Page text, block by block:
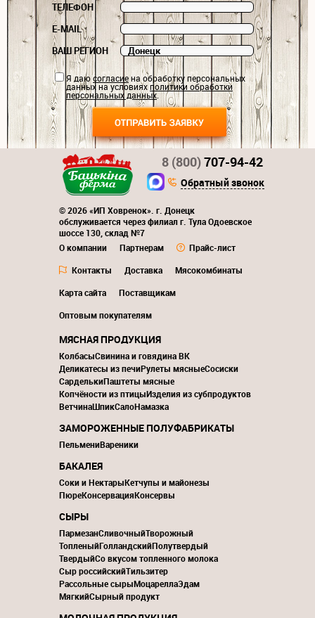
ТЕЛЕФОН
E-MAIL
ВАШ РЕГИОН
Я даюсогласиена обработку персональных
данных на условияхполитики обработки
персональных данных.
© 2026 «ИП Ховренок». г. Донецк
обслуживается через филиал г. Тула Одоевское
шоссе 130, склад №7
О компании
Партнерам
Прайс-лист
Контакты
Доставка
Мясокомбинаты
Карта сайта
Поставщикам
Оптовым покупателям
8 (800)707-94-42
Обратный звонок
МЯСНАЯ ПРОДУКЦИЯ
КолбасыСвинина и говядина ВК
Деликатесы из печиРулеты мясныеСосиски
СарделькиПаштеты мясные
Копчёности из птицыИзделия из субпродуктов
ВетчинаШпикСалоНамазка
ЗАМОРОЖЕННЫЕ ПОЛУФАБРИКАТЫ
ПельмениВареники
БАКАЛЕЯ
Соки и НектарыКетчупы и майонезы
ПюреКонсервацияКонсервы
СЫРЫ
ПармезанСливочныйТворожный
ТопленыйГолландскийПолутвердый
ТвердыйСо вкусом топленного молока
Сыр российскийТильзитер
Рассольные сырыМоцареллаЭдам
МягкийСырный продукт